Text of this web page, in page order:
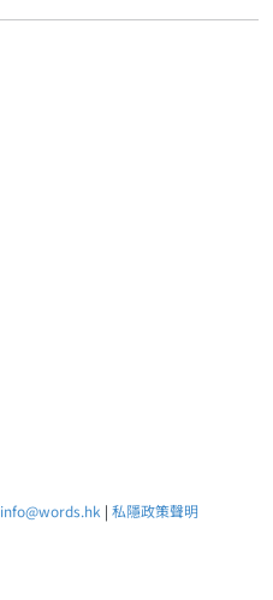
info@words.hk | 私隱政策聲明